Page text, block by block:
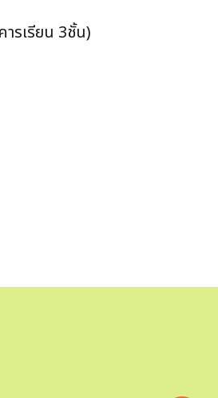
รเรียน 3ชั้น)